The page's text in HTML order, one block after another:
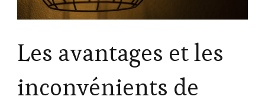
Les avantages et les
inconvénients de